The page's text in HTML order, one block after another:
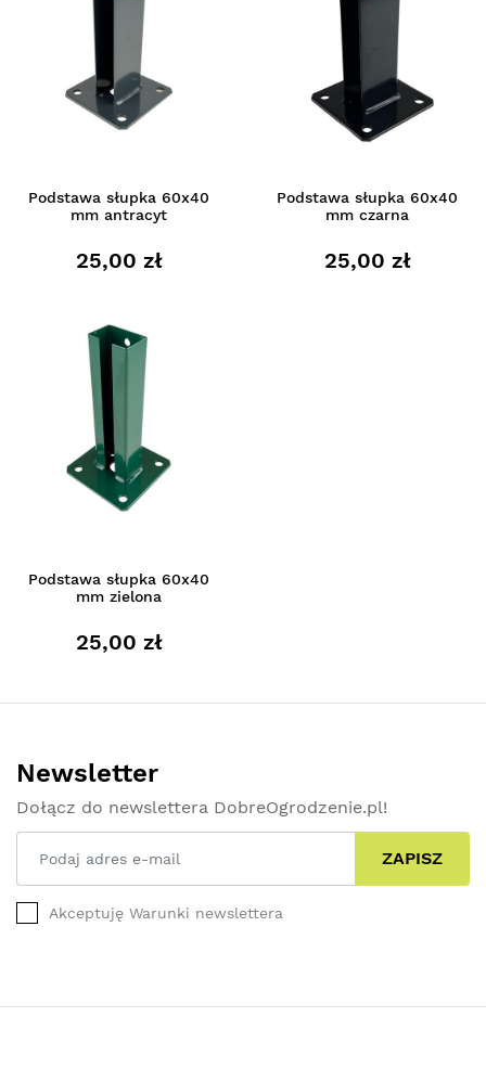
Podstawa słupka 60x40
mm antracyt
25,00 zł
Podstawa słupka 60x40
mm czarna
25,00 zł
Podstawa słupka 60x40
mm zielona
25,00 zł
Newsletter
Dołącz do newslettera DobreOgrodzenie.pl!
ZAPISZ
Akceptuję Warunki newslettera